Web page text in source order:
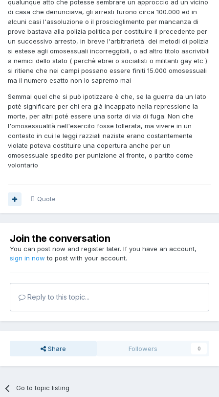
qualunque atto che potesse sembrare un approccio ad un vicino
di casa che denunciava, gli arresti furono circa 100.000 ed in
alcuni casi l'assoluzione o il proscioglimento per mancanza di
prove bastava alla polizia politica per costituire il precedente per
un successivo arresto, in breve l'arbitrarietà dei metodi di polizia
si estese agli omosessuali incorreggibili, o ad altro titolo ascrivibili
a nemici dello stato ( perchè ebrei o socialisti o militanti gay etc )
si ritiene che nei campi possano essere finiti 15.000 omosessuali
ma il numero esatto non lo sapremo mai
Semmai quel che si può ipotizzare è che, se la guerra da un lato
potè significare per chi era già incappato nella repressione la
morte, per altri poté essere una sorta di via di fuga. Non che
l'omosessualità nell'esercito fosse tollerata, ma vivere in un
contesto in cui le leggi razziali naziste erano costantemente
violate poteva costituire una copertura anche per un
omosessuale spedito per punizione al fronte, o partito come
volontario
Quote
Join the conversation
You can post now and register later. If you have an account,
sign in now to post with your account.
Reply to this topic...
Share Followers 0
Go to topic listing